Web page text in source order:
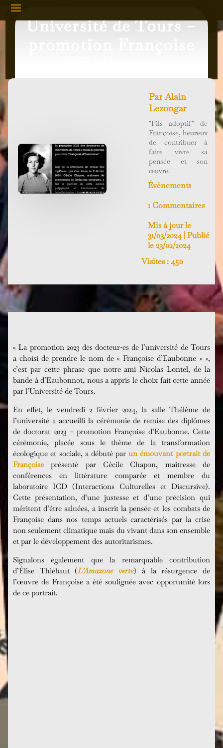
Université de Tours –
ParAlain
Lezongar
"Fils adoptif" de
Françoise, heureux
de contribuer à
faire vivre sa
pensée et son
œuvre.
Évènements
1 Commentaires
Mis à jour le
31/03/2024 | Publié
le 23/02/2024
Visites : 450
« La promotion 2023 des docteur-es de l’université de Tours
a choisi de prendre le nom de « Françoise d’Eaubonne » »,
c’est par cette phrase que notre ami Nicolas Lontel, de la
bande à d’Eaubonnot, nous a appris le choix fait cette année
par l’Université de Tours.
En effet, le vendredi 2 février 2024, la salle Thélème de
l’université a accueilli la cérémonie de remise des diplômes
de doctorat 2023 – promotion Françoise d’Eaubonne. Cette
cérémonie, placée sous le thème de la transformation
écologique et sociale, a débuté parun émouvant portrait de
Françoise présenté par Cécile Chapon, maîtresse de
conférences en littérature comparée et membre du
laboratoire ICD (Interactions Culturelles et Discursive).
Cette présentation, d’une justesse et d’une précision qui
méritent d’être saluées, a inscrit la pensée et les combats de
Françoise dans nos temps actuels caractérisés par la crise
non seulement climatique mais du vivant dans son ensemble
et par le développement des autoritarismes.
Signalons également que la remarquable contribution
d’Élise Thiébaut (L’Amazone verte) à la résurgence de
l’œuvre de Françoise a été soulignée avec opportunité lors
de ce portrait.